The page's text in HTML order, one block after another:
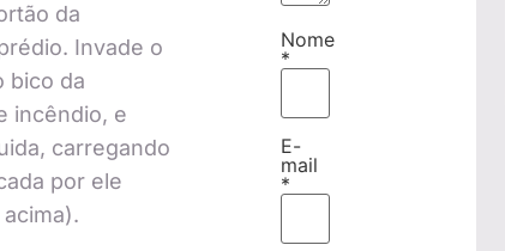
da
Invade o
bico da
incêndio, e
carregando
por ele
Nome
*
E-
mail
*